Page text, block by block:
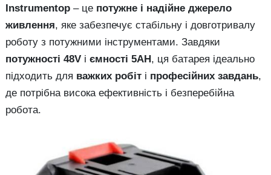
Instrumentop – це потужне і надійне джерело
живлення, яке забезпечує стабільну і довготривалу
роботу з потужними інструментами. Завдяки
потужності 48V і ємності 5AH, ця батарея ідеально
підходить для важких робіт і професійних завдань,
де потрібна висока ефективність і безперебійна
робота.